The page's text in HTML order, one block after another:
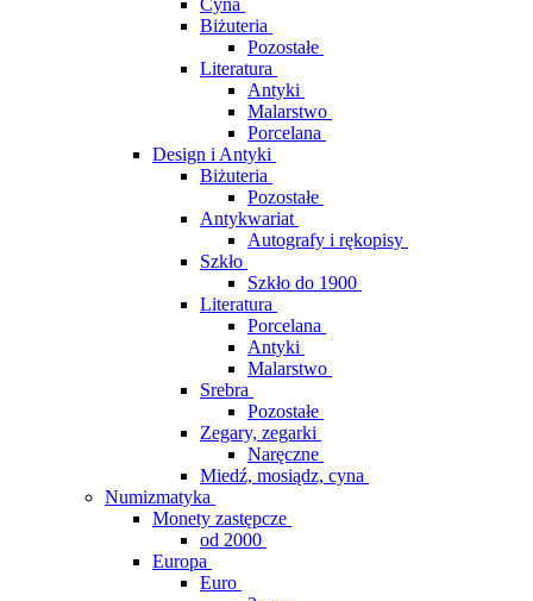
Cyna
Biżuteria
Pozostałe
Literatura
Antyki
Malarstwo
Porcelana
Design i Antyki
Biżuteria
Pozostałe
Antykwariat
Autografy i rękopisy
Szkło
Szkło do 1900
Literatura
Porcelana
Antyki
Malarstwo
Srebra
Pozostałe
Zegary, zegarki
Naręczne
Miedź, mosiądz, cyna
Numizmatyka
Monety zastępcze
od 2000
Europa
Euro